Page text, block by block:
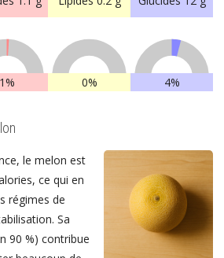
1% 0% 4%
le melon est
ce qui en
régimes de
Sa
90 %) contribue